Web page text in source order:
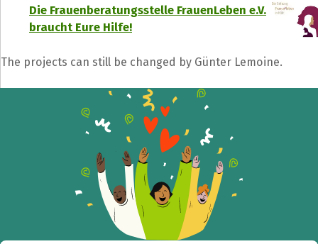
Die Frauenberatungsstelle FrauenLeben e.V.
braucht Eure Hilfe!
The projects can still be changed by Günter Lemoine.
Share fundraising event
Help to collect more donations!